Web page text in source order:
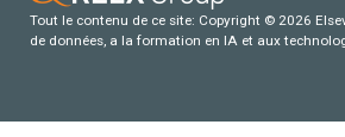
Tout le contenu de ce site: Copyright © 2026
de données, a la formation en IA et aux